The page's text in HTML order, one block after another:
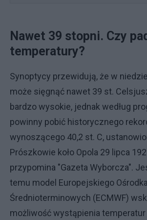
Nawet 39 stopni. Czy
temperatury?
Synoptycy przewidują, że w
może sięgnąć nawet 39 st.
bardzo wysokie, jednak według
powinny pobić historycznego
wynoszącego 40,2 st. C,
Prószkowie koło Opola 29 lipca
przypomina "Gazeta Wyborcza".
temu model Europejskiego
Średnioterminowych (ECMWF)
możliwość wystąpienia